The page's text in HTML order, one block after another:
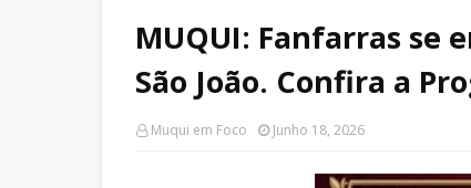
MUQUI: Fanfarras se
São João. Confira a
Muqui em Foco Junho 18, 2026